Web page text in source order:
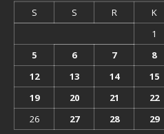
S S R K
1
5
6 7 8
12
13 14 15
19
20 21 22
26
27 28 29